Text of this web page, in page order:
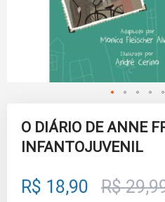
beginning
images
gallery
O DIÁRIO DE ANNE
INFANTOJUVENIL
R$ 18,90 R$